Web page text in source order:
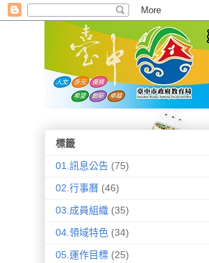
標籤
01.訊息公告 (75)
02.行事曆 (46)
03.成員組織 (35)
04.領域特色 (34)
05.運作目標 (25)